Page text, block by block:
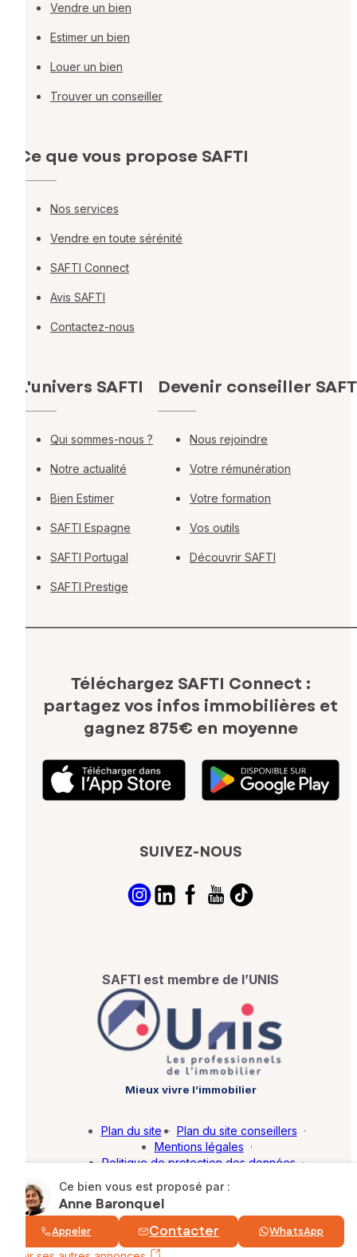
Ce bien vous est proposé par :
Anne Baronquel
Appeler Contacter WhatsApp
Vendre un bien
Estimer un bien
Louer un bien
Trouver un conseiller
Ce que vous propose SAFTI
Nos services
Vendre en toute sérénité
SAFTI Connect
Avis SAFTI
Contactez-nous
L'univers SAFTI
Qui sommes-nous ?
Notre actualité
Bien Estimer
SAFTI Espagne
SAFTI Portugal
SAFTI Prestige
Devenir conseiller
Nous rejoindre
Votre rémunération
Votre formation
Vos outils
Découvrir SAFTI
Téléchargez SAFTI Connect :
partagez vos infos immobilières et
gagnez 875€ en moyenne
SUIVEZ-NOUS
SAFTI est membre de l’UNIS
Mieux vivre l’immobilier
© SAFTI 2026. Tous droits réservés.
Plan du site · Plan du site conseillers ·
Mentions légales ·
Politique de protection des données ·